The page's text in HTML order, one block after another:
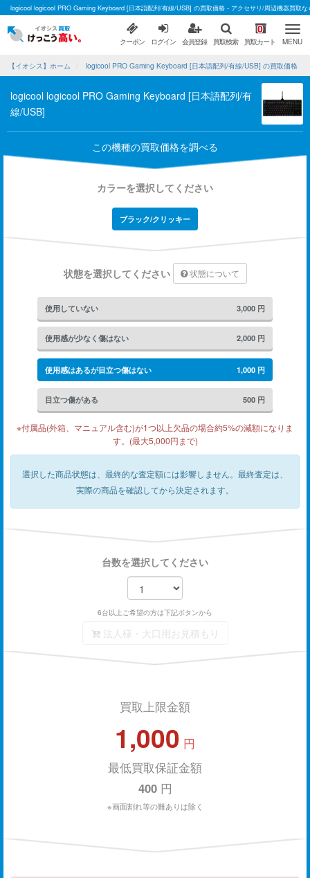
logicool logicool PRO Gaming Keyboard [日本語配列/有線/USB] の買取価格 - アクセサリ/周辺機器買取な
クーポン ログイン 会員登録 買取検索
0
買取カート MENU
【イオシス】ホーム logicool PRO Gaming Keyboard [日本語配列/有線/USB] の買取価格
logicool logicool PRO Gaming Keyboard [日本語配列/有
線/USB]
この機種の買取価格を調べる
カラーを選択してください
ブラック/クリッキー
状態を選択してください 状態について
使用していない 3,000 円
使用感が少なく傷はない 2,000 円
使用感はあるが目立つ傷はない 1,000 円
目立つ傷がある 500 円
※付属品(外箱、マニュアル含む)が1つ以上欠品の場合約5%の減額になりま
す。(最大5,000円まで)
選択した商品状態は、最終的な査定額には影響しません。 最終査定は、
実際の商品を確認してから決定されます。
台数を選択してください
6台以上ご希望の方は下記ボタンから
法人様・大口用お見積もり
買取上限金額
1,000 円
最低買取保証金額
400円
※画面割れ等の難ありは除く